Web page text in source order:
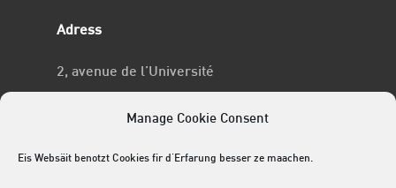
Manage Cookie Consent
Eis Websäit benotzt Cookies fir d'Erfarung besser ze maachen.
Adress
2, avenue de l’Université
No RCSL